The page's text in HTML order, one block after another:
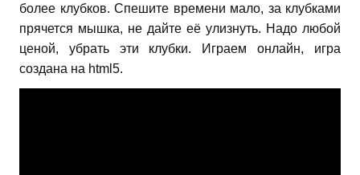
более клубков. Спешите времени мало, за клубками
прячется мышка, не дайте её улизнуть. Надо любой
ценой, убрать эти клубки. Играем онлайн, игра
создана на html5.